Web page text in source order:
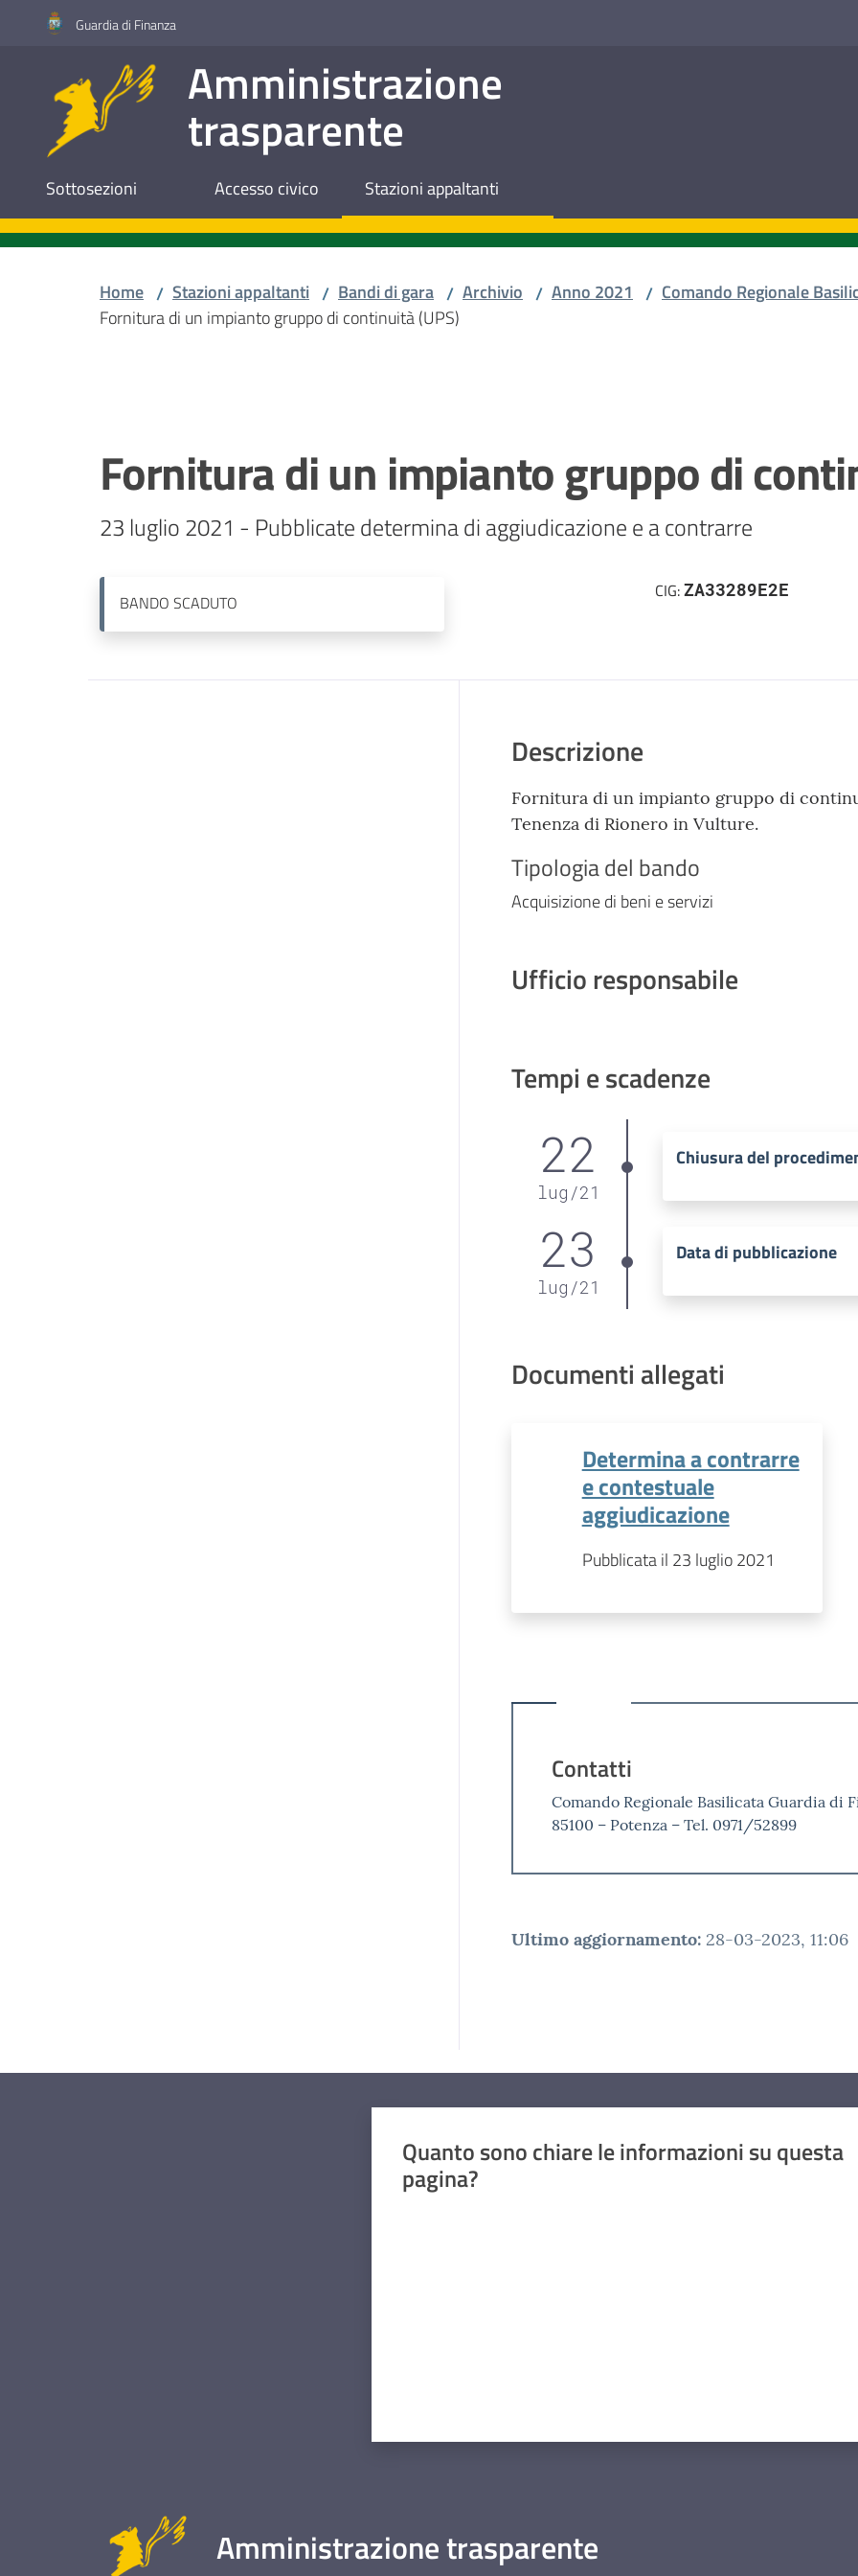
Vai al contenuto
Vai alla navigazione
Vai al footerGuardia di Finanza
Amministrazione
trasparente
Sottosezioni Accesso civico Stazioni appaltanti
Home / Stazioni appaltanti / Bandi di gara / Archivio / Anno 2021 / Comando Regionale
Fornitura di un impianto gruppo di continuità (UPS)
Fornitura di un impianto gruppo di
23 luglio 2021 - Pubblicate determina di aggiudicazione e a contrarre
BANDO SCADUTO
CIG:ZA33289E2E
Descrizione
Fornitura di un impianto gruppo di
Tenenza di Rionero in Vulture.
Tipologia del bando
Acquisizione di beni e servizi
Ufficio responsabile
Tempi e scadenze
22
lug /21
Chiusura del
23
lug /21
Data di pubblicazione
Documenti allegati
Determina a contrarre
e contestuale
aggiudicazione
Pubblicata il 23 luglio 2021
Contatti
Comando Regionale Basilicata Guardia di
85100 – Potenza – Tel. 0971/52899
Ultimo aggiornamento: 28-03-2023, 11:06
Quanto sono chiare le informazioni su questa
pagina?
Amministrazione trasparente